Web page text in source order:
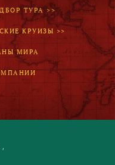
ТУРА >>
КРУИЗЫ >>
МИРА